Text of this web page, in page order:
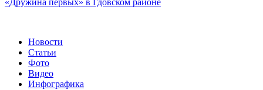
«Дружина первых» в Гдовском районе
Новости
Статьи
Фото
Видео
Инфографика